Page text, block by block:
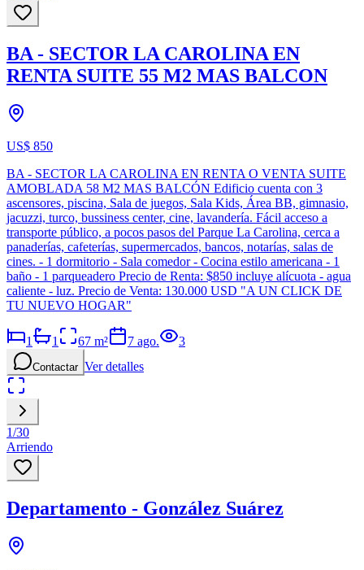
BA - SECTOR LA CAROLINA EN
RENTA SUITE 55 M2 MAS BALCON
US$ 850
BA - SECTOR LA CAROLINA EN RENTA O VENTA SUITE
AMOBLADA 58 M2 MAS BALCÓN Edificio cuenta con 3
ascensores, piscina, Sala de juegos, Sala Kids, Área BB, gimnasio,
jacuzzi, turco, bussiness center, cine, lavandería. Fácil acceso a
transporte público, a pocos pasos del Parque La Carolina, cerca a
panaderías, cafeterías, supermercados, bancos, notarías, salas de
cines. - 1 dormitorio - Sala comedor - Cocina estilo americana - 1
baño - 1 parqueadero Precio de Renta: $850 incluye alícuota - agua
caliente - luz. Precio de Venta: 130.000 USD "A UN CLICK DE
TU NUEVO HOGAR"
1 1 67 m² 7 ago. 3
Contactar Ver detalles
1/30
Arriendo
Departamento - González Suárez